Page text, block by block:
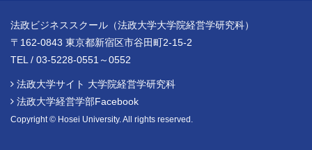
法政ビジネススクール（法政大学大学院経営学研究科）
〒162-0843 東京都新宿区市谷田町2-15-2
TEL / 03-5228-0551～0552
法政大学サイト 大学院経営学研究科
法政大学経営学部Facebook
Copyright © Hosei University. All rights reserved.